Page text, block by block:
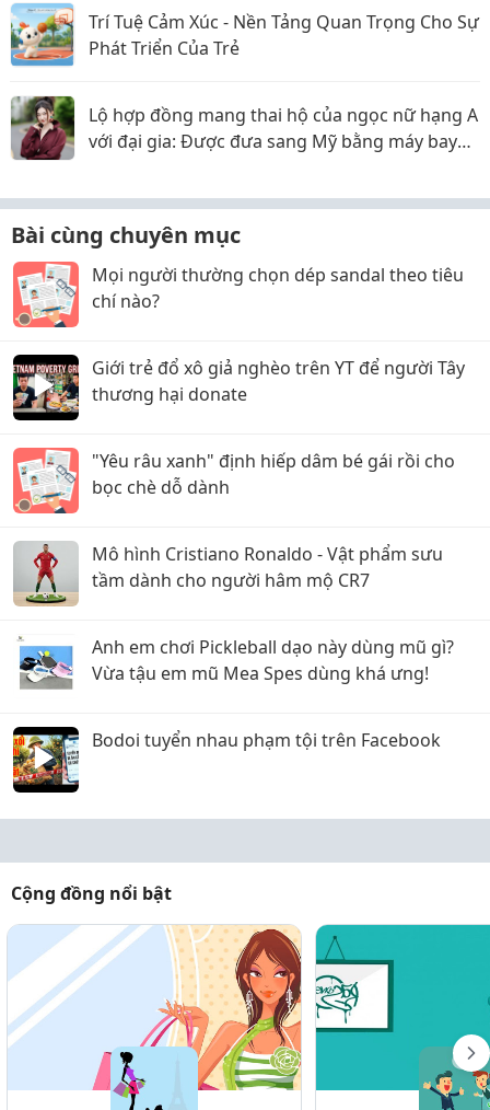
Trí Tuệ Cảm Xúc - Nền Tảng Quan Trọng Cho Sự
Phát Triển Của Trẻ
Lộ hợp đồng mang thai hộ của ngọc nữ hạng A
với đại gia: Được đưa sang Mỹ bằng máy bay
Bài cùng chuyên mục
Mọi người thường chọn dép sandal theo tiêu
chí nào?
Giới trẻ đổ xô giả nghèo trên YT để người Tây
thương hại donate
"Yêu râu xanh" định hiếp dâm bé gái rồi cho
bọc chè dỗ dành
Mô hình Cristiano Ronaldo - Vật phẩm sưu
tầm dành cho người hâm mộ CR7
Anh em chơi Pickleball dạo này dùng mũ gì?
Vừa tậu em mũ Mea Spes dùng khá ưng!
Bodoi tuyển nhau phạm tội trên Facebook
Cộng đồng nổi bật